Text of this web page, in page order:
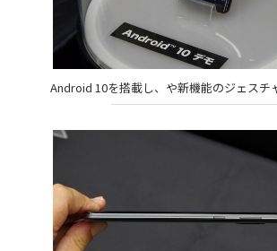
Android 10を搭載し、や新機能のジェスチ